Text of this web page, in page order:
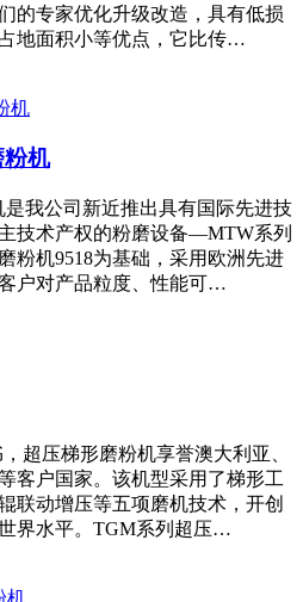
的专家优化升级改造，具有低损
地面积小等优点，它比传…
机
我公司新近推出具有国际先进技
技术产权的粉磨设备—MTW系列
粉机9518为基础，采用欧洲先进
户对产品粒度、性能可…
超压梯形磨粉机享誉澳大利亚、
客户国家。该机型采用了梯形工
联动增压等五项磨机技术，开创
界水平。TGM系列超压…